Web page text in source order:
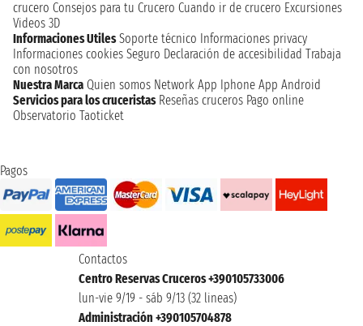
crucero Consejos para tu Crucero Cuando ir de crucero Excursiones
Videos 3D
Informaciones Utiles Soporte técnico Informaciones privacy
Informaciones cookies Seguro Declaración de accesibilidad Trabaja
con nosotros
Nuestra Marca Quien somos Network App Iphone App Android
Servicios para los cruceristas Reseñas cruceros Pago online
Observatorio Taoticket
Pagos
Contactos
Centro Reservas Cruceros +390105733006
lun-vie 9/19 - sáb 9/13 (32 lineas)
Administración +390105704878